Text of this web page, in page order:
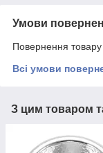
Умови
Повернення
Всі умови
З цим товаром